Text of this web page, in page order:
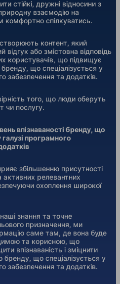
стійкі, дружні відносини з
взаємодію на
комфортно спілкуватись.
створюють контент, який
відгук або змістовна відповідь
користувачів, що підвищує
що спеціалізується у
забезпечення та додатків.
того, що люди оберуть
чи послугу.
впізнаваності бренду, що
галузі програмного
збільшенню присутності
релевантних
охоплення широкої
знання та точне
призначення, ми
саме там, де вона буде
та корисною, що
впізнаваність і зміцнити
бренду, що спеціалізується у
забезпечення та додатків.